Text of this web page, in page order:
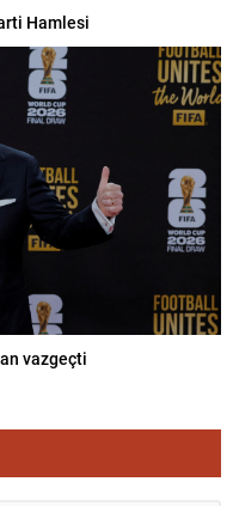
Hamlesi
vazgeçti